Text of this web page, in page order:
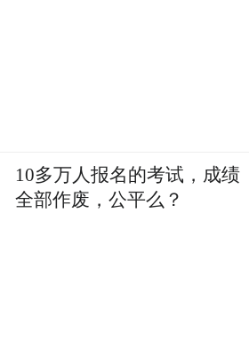
10多万人报名的考试，成绩
全部作废，公平么？